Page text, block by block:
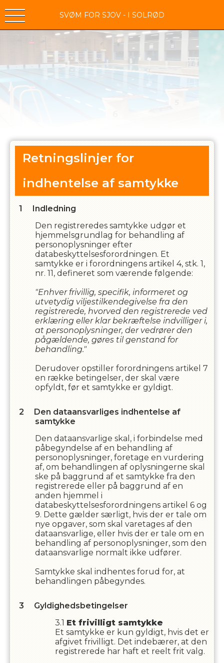
SVØM FOR SJOV - I SOLRØD
Retningslinjer for
indhentelse af samtykke
Indledning
Den registreredes samtykke udgør et
hjemmelsgrundlag for behandling af
personoplysninger efter
databeskyttelsesforordningen. Et
samtykke er i forordningens artikel 4, stk. 1,
nr. 11, defineret som værende følgende:
"Enhver frivillig, specifik, informeret og
utvetydig viljestilkendegivelse fra den
registrerede, hvorved den registrerede ved
erklæring eller klar bekræftelse indvilliger i,
at personoplysninger, der vedrører den
pågældende, gøres til genstand for
behandling."
Derudover opstiller forordningens artikel 7
en række betingelser, der skal være
opfyldt, før et samtykke er gyldigt.
Den dataansvarliges indhentelse af
samtykke
Den dataansvarlige skal, i forbindelse med
påbegyndelse af en behandling af
personoplysninger, foretage en vurdering
af, om behandlingen af oplysningerne skal
ske på baggrund af et samtykke fra den
registrerede eller på baggrund af en
anden hjemmel i
databeskyttelsesforordningens artikel 6 og
9. Dette gælder særligt, hvis der er tale om
nye opgaver, som skal varetages af den
dataansvarlige, eller hvis der er tale om en
behandling af personoplysninger, som den
dataansvarlige normalt ikke udfører.
Samtykke skal indhentes forud for, at
behandlingen påbegyndes.
Gyldighedsbetingelser
Et frivilligt samtykke
Et samtykke er kun gyldigt, hvis det er
afgivet frivilligt. Det indebærer, at den
registrerede har haft et reelt frit valg.